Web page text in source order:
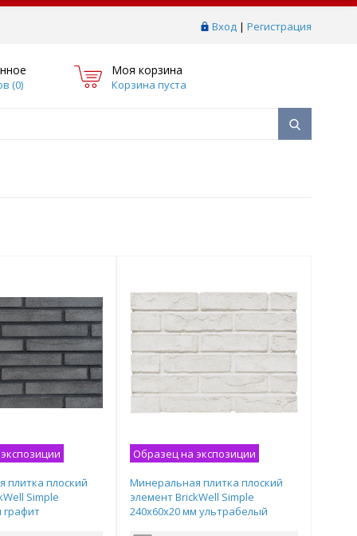
Вход | Регистрация
(0)
Моя корзина
Корзина пуста
плитка плоский
Simple
графит
Образец на экспозиции
Минеральная плитка плоский
элемент BrickWell Simple
240х60х20 мм ультрабелый